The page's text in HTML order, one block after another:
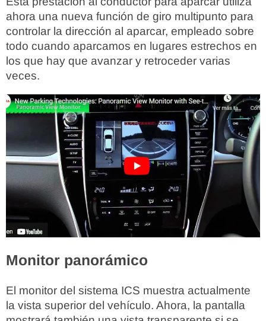
ahora una nueva función de giro multipunto para
controlar la dirección al aparcar, empleado sobre
todo cuando aparcamos en lugares estrechos en
los que hay que avanzar y retroceder varias
veces.
Monitor panorámico
El monitor del sistema ICS muestra actualmente
la vista superior del vehículo. Ahora, la pantalla